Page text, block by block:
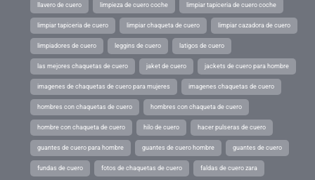
llavero de cuero limpieza de cuero coche limpiar tapiceria de cuero coche
limpiar tapiceria de cuero limpiar chaqueta de cuero limpiar cazadora de cuero
limpiadores de cuero leggins de cuero latigos de cuero
las mejores chaquetas de cuero jaket de cuero jackets de cuero para hombre
imagenes de chaquetas de cuero para mujeres imagenes chaquetas de cuero
hombres con chaquetas de cuero hombres con chaqueta de cuero
hombre con chaqueta de cuero hilo de cuero hacer pulseras de cuero
guantes de cuero para hombre guantes de cuero hombre guantes de cuero
fundas de cuero fotos de chaquetas de cuero faldas de cuero zara